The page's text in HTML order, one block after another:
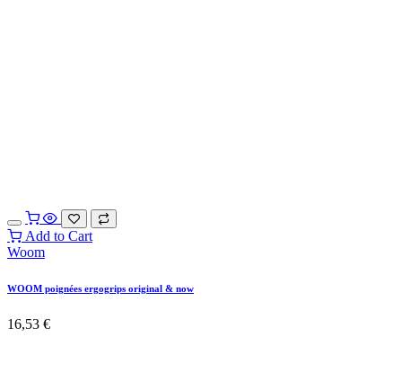
Add to Cart
Woom
WOOM poignées ergogrips original & now
16,53 €